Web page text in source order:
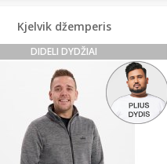
Kjelvik džemperis
DIDELI DYDŽIAI